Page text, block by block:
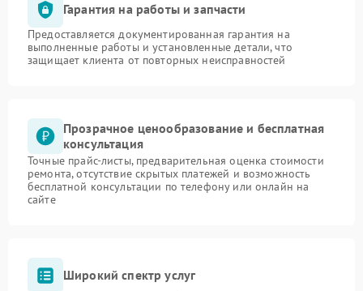
Гарантия на работы и запчасти
Предоставляется документированная гарантия на
выполненные работы и установленные детали, что
защищает клиента от повторных неисправностей
Прозрачное ценообразование и бесплатная
консультация
Точные прайс-листы, предварительная оценка стоимости
ремонта, отсутствие скрытых платежей и возможность
бесплатной консультации по телефону или онлайн на
сайте
Широкий спектр услуг